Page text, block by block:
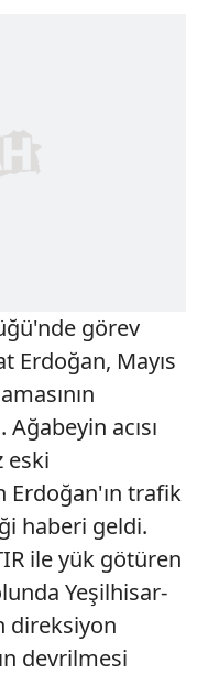
görev
Erdoğan, Mayıs
acısı
eski
Erdoğan'ın trafik
haberi geldi.
ile yük götüren
Yeşilhisar-
direksiyon
devrilmesi